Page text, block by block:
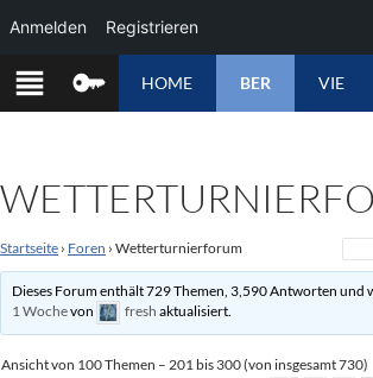
ZUM
INHALT
HOME BER VIE
Startseite › Foren › Wetterturnierforum
Dieses Forum enthält 729 Themen, 3,590 Antworten
1 Wochevon fresh aktualisiert.
Ansicht von 100 Themen – 201 bis 300 (von insgesamt 730)
Anmelden Registrieren